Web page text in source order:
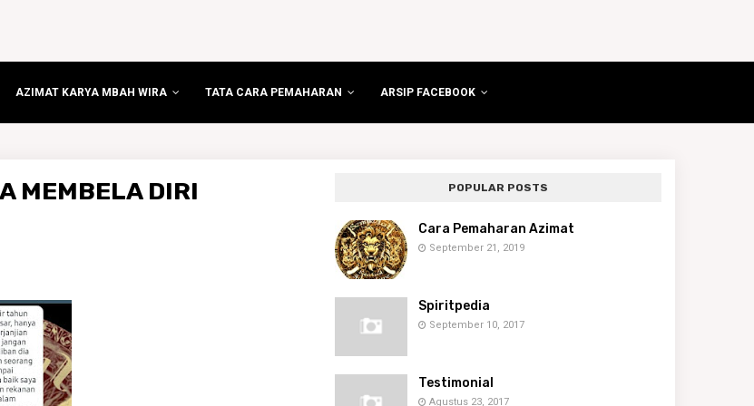
AZIMAT KARYA MBAH WIRA TATA CARA PEMAHARAN ARSIP FACEBOOK
MEMBELA DIRI POPULAR POSTS
Cara Pemaharan Azimat
September 21, 2019
Spiritpedia
September 10, 2017
Testimonial
Agustus 23, 2017